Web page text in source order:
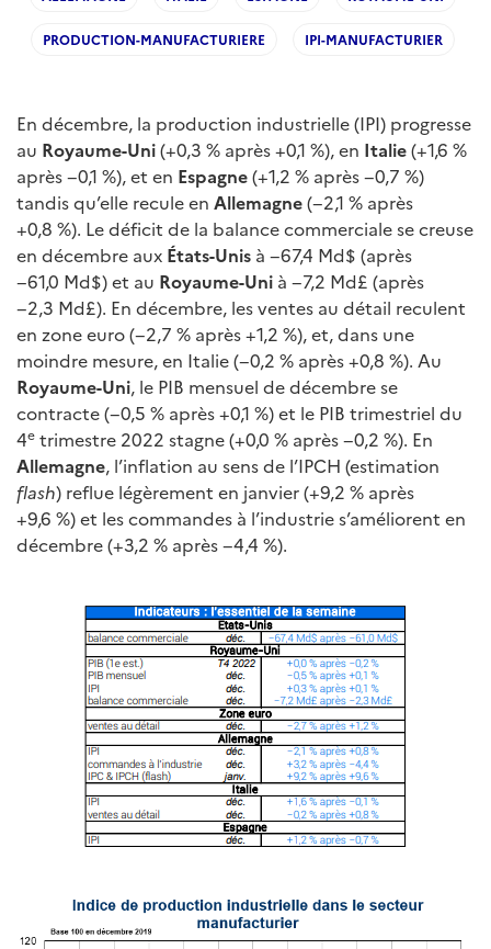
PRODUCTION-MANUFACTURIERE IPI-MANUFACTURIER
En décembre, la production industrielle (IPI) progresse
au Royaume-Uni(+0,3 % après +0,1 %), en Italie(+1,6 %
après −0,1 %), et en Espagne(+1,2 % après −0,7 %)
tandis qu’elle recule en Allemagne(−2,1 % après
+0,8 %). Le déficit de la balance commerciale se creuse
en décembre aux États-Unis à −67,4 Md$ (après
−61,0 Md$) et au Royaume-Uni à −7,2 Md£ (après
−2,3 Md£). En décembre, les ventes au détail reculent
en zone euro (−2,7 % après +1,2 %), et, dans une
moindre mesure, en Italie (−0,2 % après +0,8 %). Au
Royaume-Uni, le PIB mensuel de décembre se
contracte (−0,5 % après +0,1 %) et le PIB trimestriel du
4e trimestre 2022 stagne (+0,0 % après −0,2 %). En
Allemagne, l’inflation au sens de l’IPCH (estimation
flash) reflue légèrement en janvier (+9,2 % après
+9,6 %) et les commandes à l’industrie s’améliorent en
décembre (+3,2 % après −4,4 %).